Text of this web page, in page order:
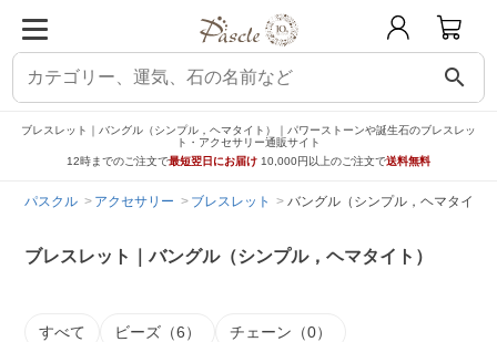
search
ブレスレット｜バングル（シンプル，ヘマタイト）｜パワーストーンや誕生石のブレスレッ
ト・アクセサリー通販サイト
12時までのご注文で最短翌日にお届け 10,000円以上のご注文で送料無料
パスクル アクセサリー ブレスレット バングル（シンプル，ヘマタイト
ブレスレット｜バングル（シンプル，ヘマタイト）
すべて ビーズ（6） チェーン（0）